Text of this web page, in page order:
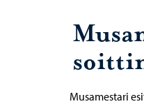
Musamestari